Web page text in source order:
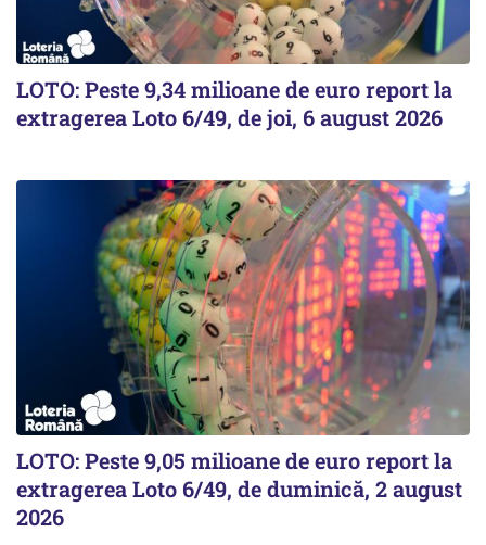
LOTO: Peste 9,34 milioane de euro report la
extragerea Loto 6/49, de joi, 6 august 2026
LOTO: Peste 9,05 milioane de euro report la
extragerea Loto 6/49, de duminică, 2 august
2026